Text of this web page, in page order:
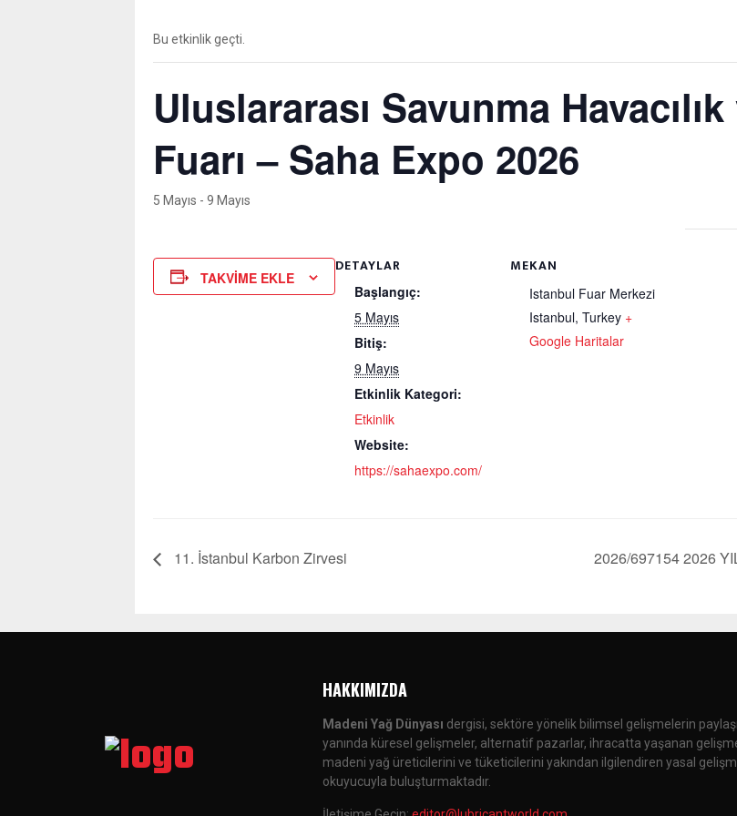
Bu etkinlik geçti.
Uluslararası Savunma
Fuarı – Saha Expo 2026
5 Mayıs - 9 Mayıs
TAKVIME EKLE
DETAYLAR
Başlangıç:
5 Mayıs
Bitiş:
9 Mayıs
Etkinlik Kategori:
Etkinlik
Website:
https://sahaexpo.com/
MEKAN
Istanbul Fuar Merkezi
Istanbul, Turkey +
Google Haritalar
11. İstanbul Karbon Zirvesi 2026/697154 2026
HAKKIMIZDA
Madeni Yağ Dünyası dergisi, sektöre yönelik bilimsel gelişmelerin
yanında küresel gelişmeler, alternatif pazarlar, ihracatta yaşanan
madeni yağ üreticilerini ve tüketicilerini yakından ilgilendiren yasal
okuyucuyla buluşturmaktadır.